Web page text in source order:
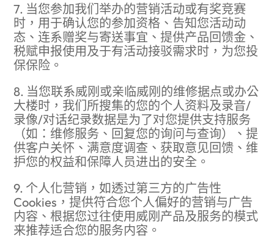
7. 当您参加我们举办的营销活动或有奖竞赛
时，用于确认您的参加资格、告知您活动动
态、连系赠奖与寄送事宜、提供产品回馈金、
税赋申报使用及于有活动接驳需求时，为您投
保保险。
8. 当您联系威刚或亲临威刚的维修据点或办公
大楼时，我们所搜集的您的个人资料及录音/
录像/对话纪录数据是为了对您提供支持服务
（如：维修服务、回复您的询问与查询）、提
供客户关怀、满意度调查、获取意见回馈、维
护您的权益和保障人员进出的安全。
9. 个人化营销，如透过第三方的广告性
Cookies，提供符合您个人偏好的营销与广告
内容、根据您过往使用威刚产品及服务的模式
来推荐适合您的服务内容。